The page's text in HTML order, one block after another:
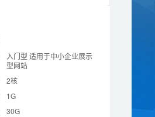
入门型 适用于中小企业展示
型网站
2核
1G
30G